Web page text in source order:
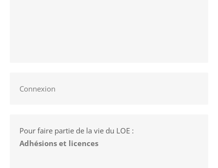
Connexion
Pour faire partie de la vie du LOE :
Adhésions et licences